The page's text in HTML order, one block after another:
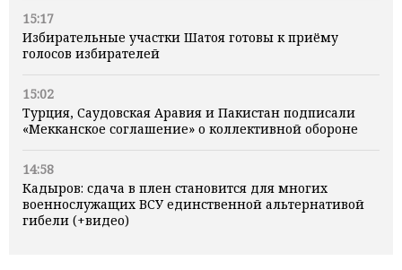
15:17
Избирательные участки Шатоя готовы к приёму
голосов избирателей
15:02
Турция, Саудовская Аравия и Пакистан подписали
«Мекканское соглашение» о коллективной обороне
14:58
Кадыров: сдача в плен становится для многих
военнослужащих ВСУ единственной альтернативой
гибели (+видео)